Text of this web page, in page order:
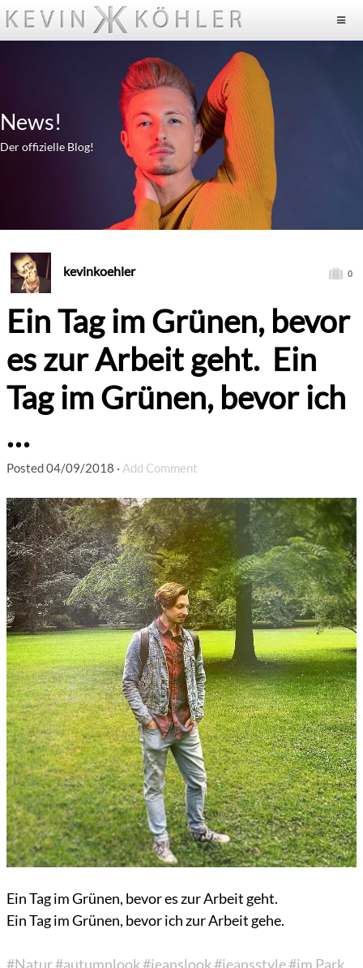
News!
Der offizielle Blog!
kevinkoehler 0
Ein Tag im Grünen, bevor
es zur Arbeit geht. Ein
Tag im Grünen, bevor ich
…
Posted04/09/2018 · Add Comment
Ein Tag im Grünen, bevor es zur Arbeit geht.
Ein Tag im Grünen, bevor ich zur Arbeit gehe.
#Natur#autumnlook#jeanslook#jeansstyle#im Park